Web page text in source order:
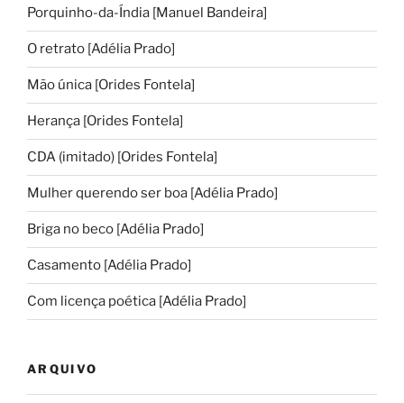
Porquinho-da-Índia [Manuel Bandeira]
O retrato [Adélia Prado]
Mão única [Orides Fontela]
Herança [Orides Fontela]
CDA (imitado) [Orides Fontela]
Mulher querendo ser boa [Adélia Prado]
Briga no beco [Adélia Prado]
Casamento [Adélia Prado]
Com licença poética [Adélia Prado]
ARQUIVO